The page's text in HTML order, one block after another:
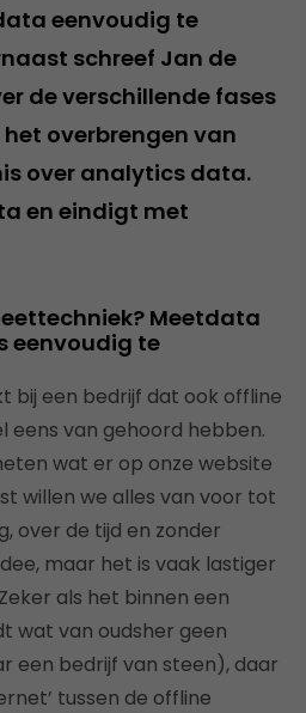
eenvoudig te
schreef Jan de
de verschillende fases
overbrengen van
over analytics data.
en eindigt met
Meetdata
eenvoudig te
bij een bedrijf dat ook offline
eens van gehoord hebben.
wat er op onze website
willen we alles van voor tot
over de tijd en zonder
maar het is vaak lastiger
als het binnen een
wat van oudsher geen
een bedrijf van steen), daar
tussen de offline